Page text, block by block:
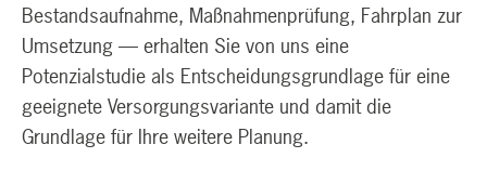
Bestandsaufnahme, Maßnahmenprüfung, Fahrplan zur
Umsetzung — erhalten Sie von uns eine
Potenzialstudie als Entscheidungsgrundlage für eine
geeignete Versorgungsvariante und damit die
Grundlage für Ihre weitere Planung.